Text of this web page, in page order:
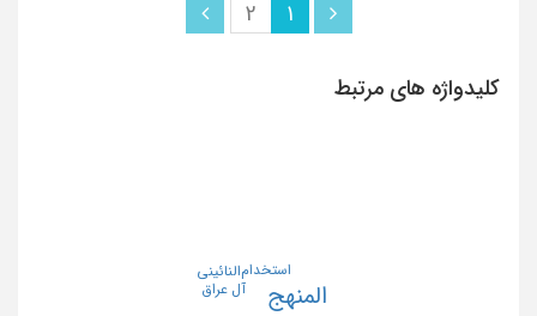
1
2
کلیدواژه های مرتبط
المنهج آل عراق
استخدامالنائینی